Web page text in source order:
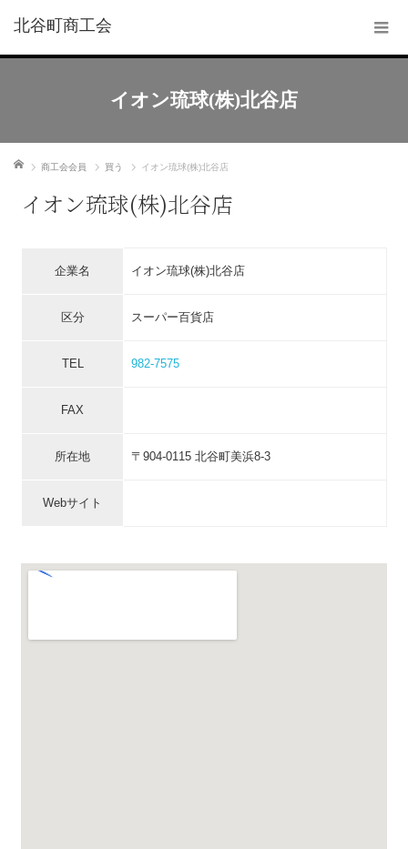
北谷町商工会
イオン琉球(株)北谷店
ホーム 商工会会員 買う イオン琉球(株)北谷店
イオン琉球(株)北谷店
企業名 イオン琉球(株)北谷店
区分 スーパー百貨店
TEL 982-7575
FAX
所在地 〒904-0115 北谷町美浜8-3
Webサイト